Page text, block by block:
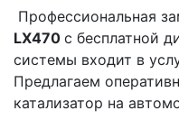
Профессиональная
LX470 с бесплатной
системы входит в
Предлагаем
катализатор на